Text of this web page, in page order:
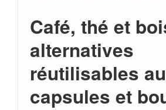
Café, thé et
alternatives
réutilisables
capsules et